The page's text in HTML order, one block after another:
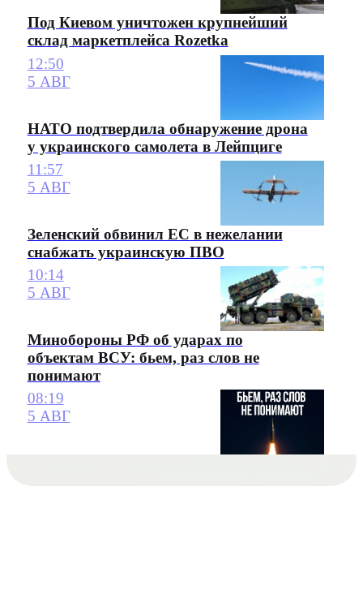
Под Киевом уничтожен крупнейший
склад маркетплейса Rozetka
12:50
5 АВГ
НАТО подтвердила обнаружение дрона
у украинского самолета в Лейпциге
11:57
5 АВГ
Зеленский обвинил ЕС в нежелании
снабжать украинскую ПВО
10:14
5 АВГ
Минобороны РФ об ударах по
объектам ВСУ: бьем, раз слов не
понимают
08:19
5 АВГ